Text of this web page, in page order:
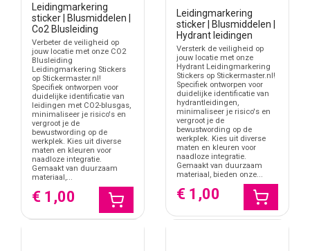
Leidingmarkering
sticker | Blusmiddelen |
Co2 Blusleiding
Verbeter de veiligheid op
jouw locatie met onze CO2
Blusleiding
Leidingmarkering Stickers
op Stickermaster.nl!
Specifiek ontworpen voor
duidelijke identificatie van
leidingen met CO2-blusgas,
minimaliseer je risico's en
vergroot je de
bewustwording op de
werkplek. Kies uit diverse
maten en kleuren voor
naadloze integratie.
Gemaakt van duurzaam
materiaal,...
€ 1,00
Leidingmarkering
sticker | Blusmiddelen |
Hydrant leidingen
Versterk de veiligheid op
jouw locatie met onze
Hydrant Leidingmarkering
Stickers op Stickermaster.nl!
Specifiek ontworpen voor
duidelijke identificatie van
hydrantleidingen,
minimaliseer je risico's en
vergroot je de
bewustwording op de
werkplek. Kies uit diverse
maten en kleuren voor
naadloze integratie.
Gemaakt van duurzaam
materiaal, bieden onze...
€ 1,00